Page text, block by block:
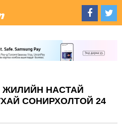
НАСТАЙ
СОНИРХОЛТОЙ 24